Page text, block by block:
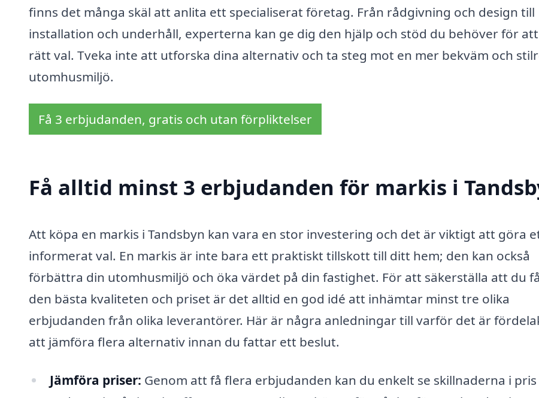
finns det många skäl att anlita ett specialiserat företag. Från rådgivning och design till
installation och underhåll, experterna kan ge dig den hjälp och stöd du behöver för
rätt val. Tveka inte att utforska dina alternativ och ta steg mot en mer bekväm och
utomhusmiljö.
Få 3 erbjudanden, gratis och utan förpliktelser
Få alltid minst 3 erbjudanden för markis i
Att köpa en markis i Tandsbyn kan vara en stor investering och det är viktigt att göra
informerat val. En markis är inte bara ett praktiskt tillskott till ditt hem; den kan också
förbättra din utomhusmiljö och öka värdet på din fastighet. För att säkerställa att du
den bästa kvaliteten och priset är det alltid en god idé att inhämtar minst tre olika
erbjudanden från olika leverantörer. Här är några anledningar till varför det är
att jämföra flera alternativ innan du fattar ett beslut.
Jämföra priser: Genom att få flera erbjudanden kan du enkelt se skillnaderna i pris